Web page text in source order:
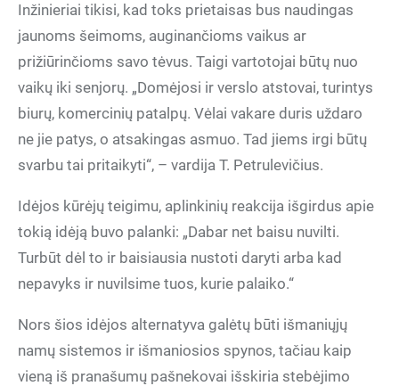
Inžinieriai tikisi, kad toks prietaisas bus naudingas
jaunoms šeimoms, auginančioms vaikus ar
prižiūrinčioms savo tėvus. Taigi vartotojai būtų nuo
vaikų iki senjorų. „Domėjosi ir verslo atstovai, turintys
biurų, komercinių patalpų. Vėlai vakare duris uždaro
ne jie patys, o atsakingas asmuo. Tad jiems irgi būtų
svarbu tai pritaikyti“, – vardija T. Petrulevičius.
Idėjos kūrėjų teigimu, aplinkinių reakcija išgirdus apie
tokią idėją buvo palanki: „Dabar net baisu nuvilti.
Turbūt dėl to ir baisiausia nustoti daryti arba kad
nepavyks ir nuvilsime tuos, kurie palaiko.“
Nors šios idėjos alternatyva galėtų būti išmaniųjų
namų sistemos ir išmaniosios spynos, tačiau kaip
vieną iš pranašumų pašnekovai išskiria stebėjimo